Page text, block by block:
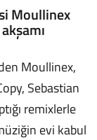
Moullinex
Moullinex,
Sebastian
remixlerle
evi kabul